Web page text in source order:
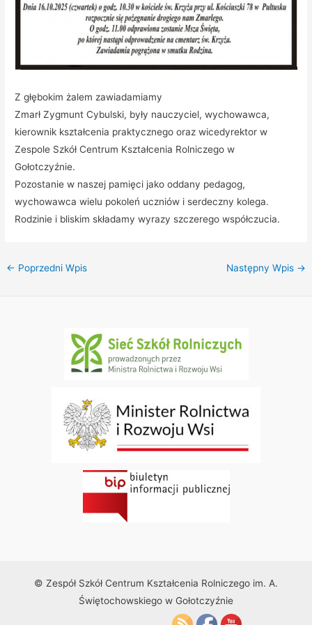
Z głębokim żalem zawiadamiamy
Zmarł Zygmunt Cybulski, były nauczyciel, wychowawca,
kierownik kształcenia praktycznego oraz wicedyrektor w
Zespole Szkół Centrum Kształcenia Rolniczego w
Gołotczyźnie.
Pozostanie w naszej pamięci jako oddany pedagog,
wychowawca wielu pokoleń uczniów i serdeczny kolega.
Rodzinie i bliskim składamy wyrazy szczerego współczucia.
← Poprzedni Wpis Następny Wpis →
© Zespół Szkół Centrum Kształcenia Rolniczego im. A.
Świętochowskiego w Gołotczyźnie